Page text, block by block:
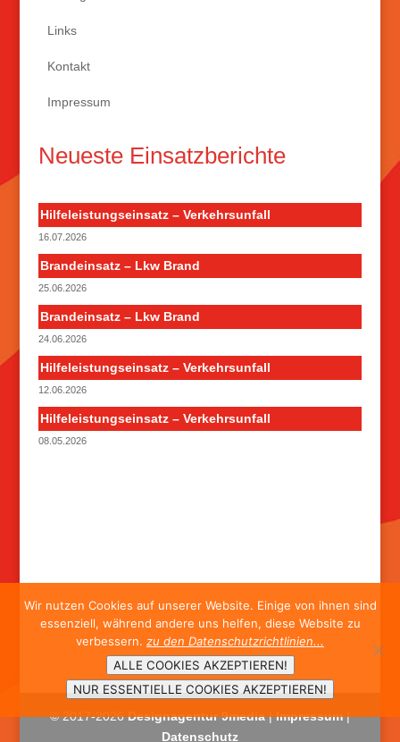
Links
Kontakt
Impressum
Neueste Einsatzberichte
Hilfeleistungseinsatz – Verkehrsunfall
16.07.2026
Brandeinsatz – Lkw Brand
25.06.2026
Brandeinsatz – Lkw Brand
24.06.2026
Hilfeleistungseinsatz – Verkehrsunfall
12.06.2026
Hilfeleistungseinsatz – Verkehrsunfall
08.05.2026
© 2017-2026 Designagentur 9media|Impressum|
Datenschutz
Wir nutzen Cookies auf unserer Website. Einige von ihnen sind
essenziell, während andere uns helfen, diese Website zu
verbessern. zu den Datenschutzrichtlinien...
ALLE COOKIES AKZEPTIEREN!
NUR ESSENTIELLE COOKIES AKZEPTIEREN!